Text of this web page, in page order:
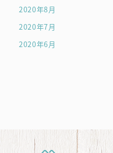
2020年8月
2020年7月
2020年6月